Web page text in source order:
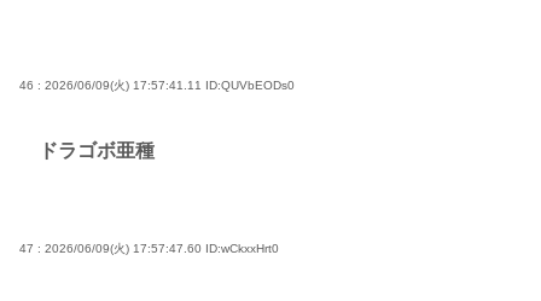
46 : 2026/06/09(火) 17:57:41.11 ID:QUVbEODs0
ドラゴボ亜種
47 : 2026/06/09(火) 17:57:47.60 ID:wCkxxHrt0